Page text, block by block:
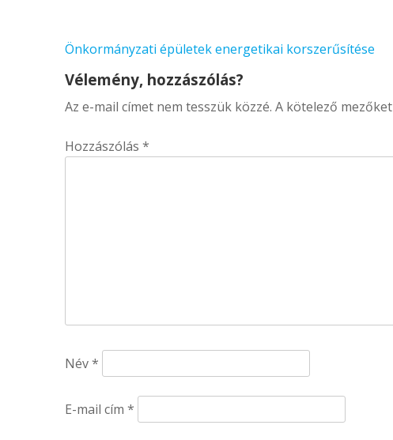
Bejegyzés
navigáció
Önkormányzati épületek energetikai korszerűsítése
Vélemény, hozzászólás?
Az e-mail címet nem tesszük közzé. A kötelező mezőket
Hozzászólás *
Név*
E-mail cím *